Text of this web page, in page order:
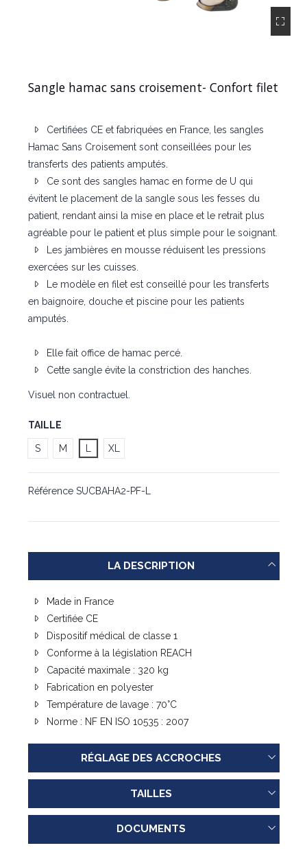
Sangle hamac sans croisement- Confort filet
Certifiées CE et fabriquées en France, les sangles
Hamac Sans Croisement sont conseillées pour les
transferts des patients amputés.
Ce sont des sangles hamac en forme de U qui
évitent le placement de la sangle sous les fesses du
patient, rendant ainsi la mise en place et le retrait plus
agréable pour le patient et plus simple pour le soignant.
Les jambières en mousse réduisent les pressions
exercées sur les cuisses.
Le modèle en filet est conseillé pour les transferts
en baignoire, douche et piscine pour les patients
amputés.
Elle fait office de hamac percé.
Cette sangle évite la constriction des hanches.
Visuel non contractuel.
TAILLE
S M L XL
Référence SUCBAHA2-PF-L
LA DESCRIPTION
Made in France
Certifiée CE
Dispositif médical de classe 1
Conforme à la législation REACH
Capacité maximale : 320 kg
Fabrication en polyester
Température de lavage : 70°C
Norme : NF EN ISO 10535 : 2007
RÉGLAGE DES ACCROCHES
TAILLES
DOCUMENTS